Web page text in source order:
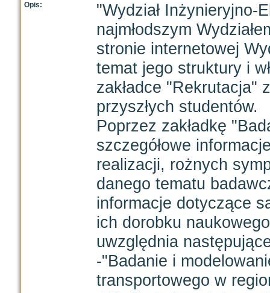
Opis:
"Wydział Inżynieryjno-
najmłodszym
stronie internetowej
temat jego struktury i
zakładce "Rekrutacja"
przyszłych studentów.
Poprzez zakładkę
szczegółowe
realizacji, rożnych
danego tematu
informacje dotyczące
ich dorobku
uwzględnia
-"Badanie i
transportowego w